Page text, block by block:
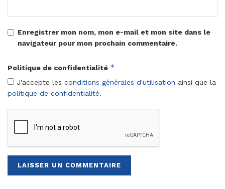
Enregistrer mon nom, mon e-mail et mon site dans le
navigateur pour mon prochain commentaire.
Politique de confidentialité *
J'accepte les conditions générales d'utilisation ainsi que la
politique de confidentialité.